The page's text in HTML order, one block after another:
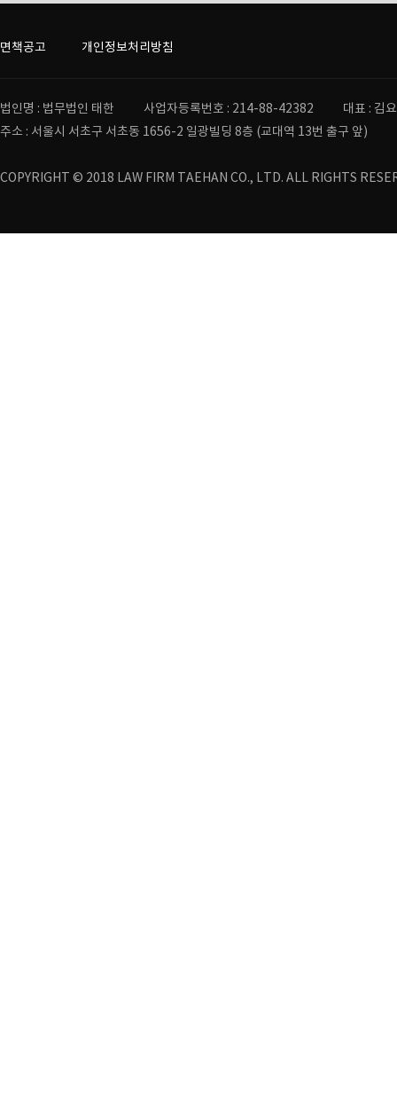
면책공고 개인정보처리방침
법인명 : 법무법인 태한 사업자등록번호 : 214-88-42382
대표 : 김
주소 : 서울시 서초구 서초동 1656-2 일광빌딩 8층 (교대역 13번 출구 앞)
COPYRIGHT © 2018 LAW FIRM TAEHAN CO., LTD. ALL RIGHTS